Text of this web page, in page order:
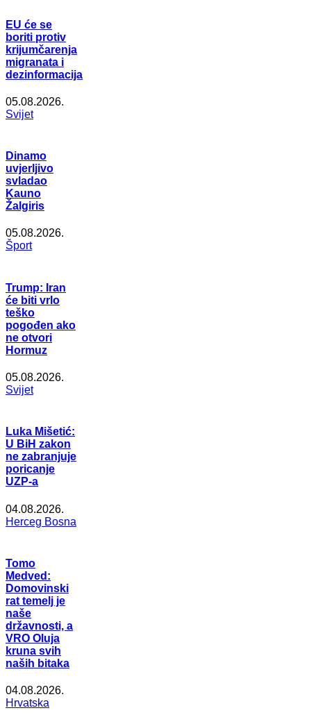
EU će se
boriti protiv
krijumčarenja
migranata i
dezinformacija
05.08.2026.
Svijet
Dinamo
uvjerljivo
svladao
Kauno
Žalgiris
05.08.2026.
Šport
Trump: Iran
će biti vrlo
teško
pogođen ako
ne otvori
Hormuz
05.08.2026.
Svijet
Luka Mišetić:
U BiH zakon
ne zabranjuje
poricanje
UZP-a
04.08.2026.
Herceg Bosna
Tomo
Medved:
Domovinski
rat temelj je
naše
državnosti, a
VRO Oluja
kruna svih
naših bitaka
04.08.2026.
Hrvatska